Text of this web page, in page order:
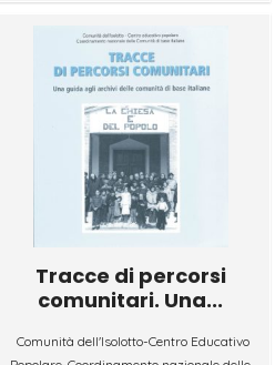
Tracce di percorsi
comunitari. Una...
Comunità dell'Isolotto-Centro Educativo